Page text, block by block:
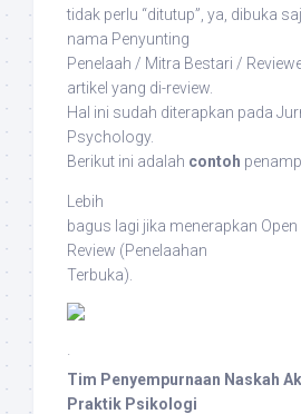
tidak perlu “ditutup”, ya, dibuka
nama Penyunting
Penelaah / Mitra Bestari /
artikel yang di-review
Hal ini sudah diterapkan pada
Psychology.
Berikut ini adalah contoh
Lebih
bagus lagi jika menerapkan Open
Review (Penelaahan
Terbuka).
·
Tim Penyempurnaan Naskah
Praktik Psikologi